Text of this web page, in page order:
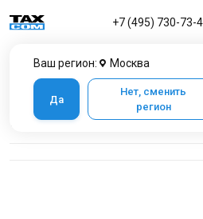
Ваш регион: Москва
Да
Нет, сменить
регион
+7 (495) 730-73-
Принтеры этикеток для маркировки
Принтер этикеток